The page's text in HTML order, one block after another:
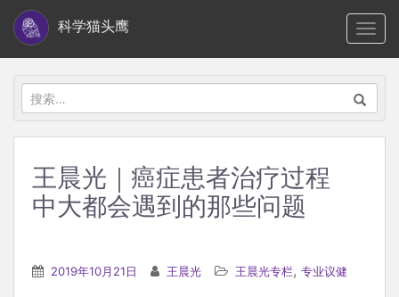
i
科学猫头鹰
搜
索：
王晨光｜癌症患者治疗过程
中大都会遇到的那些问题
2019年10月21日 王晨光 王晨光专栏, 专业议健